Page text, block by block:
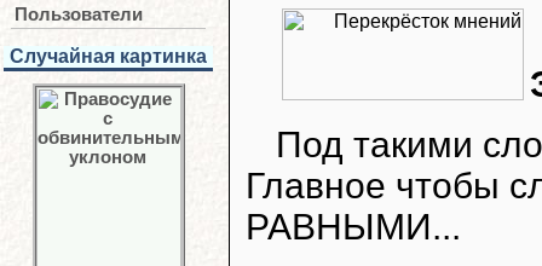
Пользователи
Случайная картинка
Под такими
Главное чтобы
РАВНЫМИ...